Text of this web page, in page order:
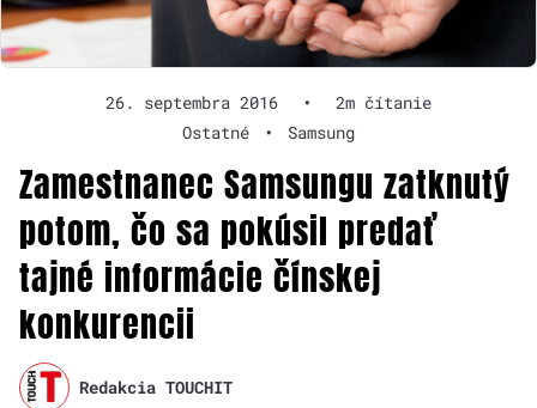
26. septembra 2016 •
2m čítanie
Ostatné
• Samsung
Zamestnanec Samsungu zatknutý
potom, čo sa pokúsil predať
tajné informácie čínskej
konkurencii
Redakcia TOUCHIT